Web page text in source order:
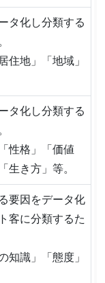
タ化し分類する
住地」「地域」
タ化し分類する
性格」「価値
生き方」等。
要因をデータ化
客に分類するた
知識」「態度」